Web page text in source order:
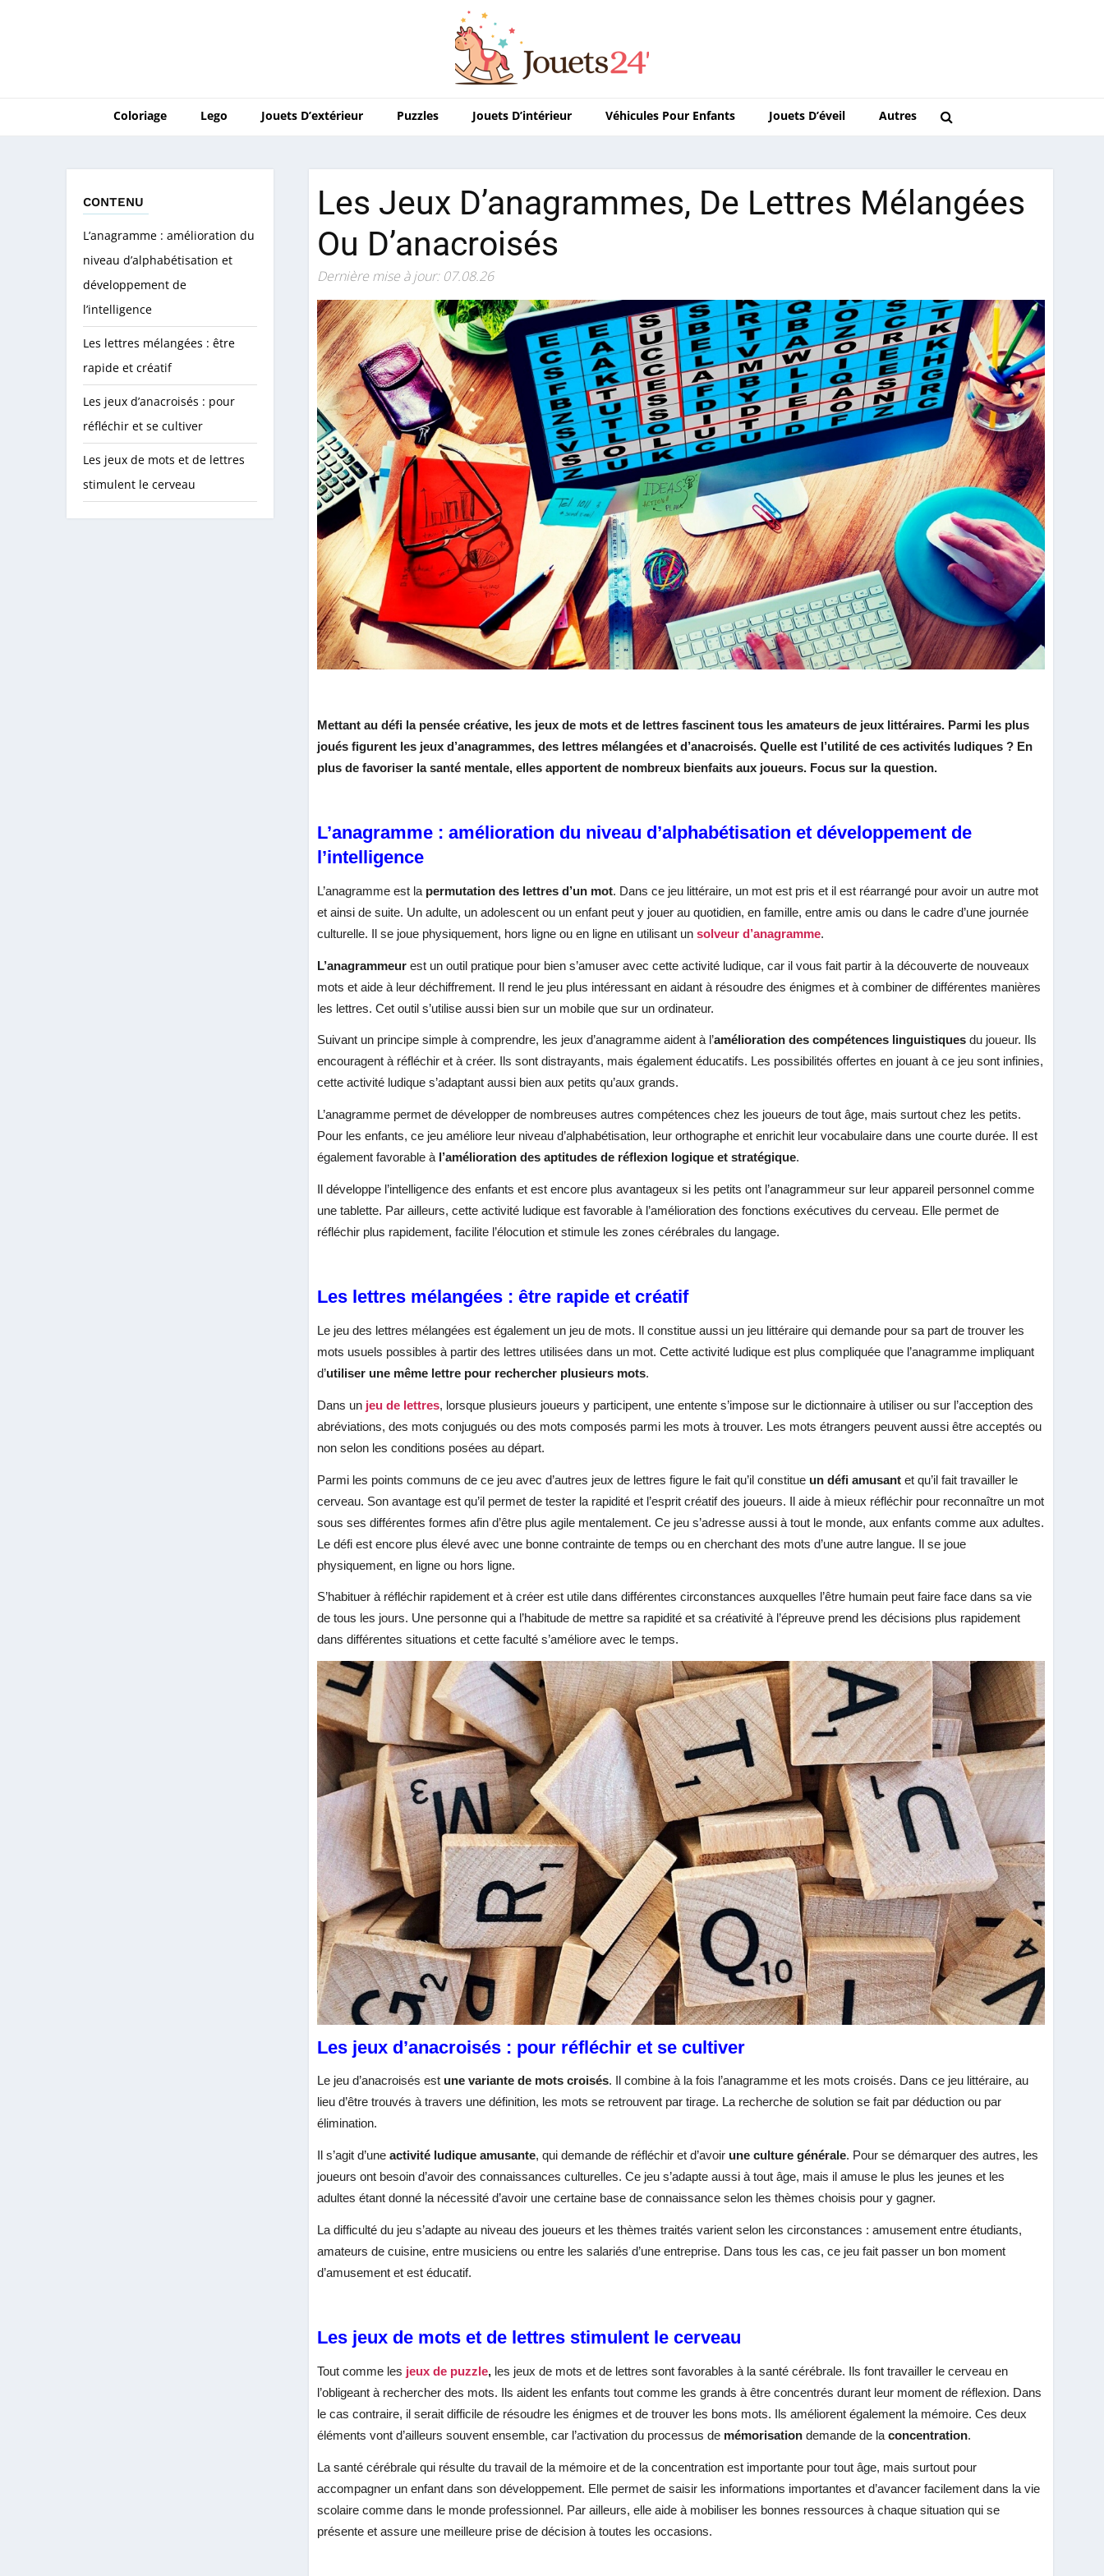
Coloriage Lego Jouets D’extérieur Puzzles Jouets D’intérieur Véhicules Pour Enfants Jouets D’éveil Autres
CONTENU
L’anagramme : amélioration du
niveau d’alphabétisation et
développement de
l’intelligence
Les lettres mélangées : être
rapide et créatif
Les jeux d’anacroisés : pour
réfléchir et se cultiver
Les jeux de mots et de lettres
stimulent le cerveau
Les Jeux D’anagrammes, De Lettres Mélangées
Ou D’anacroisés
Dernière mise à jour: 07.08.26
Mettant au défi la pensée créative, les jeux de mots et de lettres fascinent tous les amateurs de jeux littéraires. Parmi les plus
joués figurent les jeux d’anagrammes, des lettres mélangées et d’anacroisés. Quelle est l’utilité de ces activités ludiques ? En
plus de favoriser la santé mentale, elles apportent de nombreux bienfaits aux joueurs. Focus sur la question.
L’anagramme : amélioration du niveau d’alphabétisation et développement de
l’intelligence
L’anagramme est la permutation des lettres d’un mot. Dans ce jeu littéraire, un mot est pris et il est réarrangé pour avoir un autre mot
et ainsi de suite. Un adulte, un adolescent ou un enfant peut y jouer au quotidien, en famille, entre amis ou dans le cadre d’une journée
culturelle. Il se joue physiquement, hors ligne ou en ligne en utilisant unsolveur d’anagramme.
L’anagrammeurest un outil pratique pour bien s’amuser avec cette activité ludique, car il vous fait partir à la découverte de nouveaux
mots et aide à leur déchiffrement. Il rend le jeu plus intéressant en aidant à résoudre des énigmes et à combiner de différentes manières
les lettres. Cet outil s’utilise aussi bien sur un mobile que sur un ordinateur.
Suivant un principe simple à comprendre, les jeux d’anagramme aident à l’amélioration des compétences linguistiques du joueur. Ils
encouragent à réfléchir et à créer. Ils sont distrayants, mais également éducatifs. Les possibilités offertes en jouant à ce jeu sont infinies,
cette activité ludique s’adaptant aussi bien aux petits qu’aux grands.
L’anagramme permet de développer de nombreuses autres compétences chez les joueurs de tout âge, mais surtout chez les petits.
Pour les enfants, ce jeu améliore leur niveau d’alphabétisation, leur orthographe et enrichit leur vocabulaire dans une courte durée. Il est
également favorable à l’amélioration des aptitudes de réflexion logique et stratégique.
Il développe l’intelligence des enfants et est encore plus avantageux si les petits ont l’anagrammeur sur leur appareil personnel comme
une tablette. Par ailleurs, cette activité ludique est favorable à l’amélioration des fonctions exécutives du cerveau. Elle permet de
réfléchir plus rapidement, facilite l’élocution et stimule les zones cérébrales du langage.
Les lettres mélangées : être rapide et créatif
Le jeu des lettres mélangées est également un jeu de mots. Il constitue aussi un jeu littéraire qui demande pour sa part de trouver les
mots usuels possibles à partir des lettres utilisées dans un mot. Cette activité ludique est plus compliquée que l’anagramme impliquant
d’utiliser une même lettre pour rechercher plusieurs mots.
Dans un jeu de lettres, lorsque plusieurs joueurs y participent, une entente s’impose sur le dictionnaire à utiliser ou sur l’acception des
abréviations, des mots conjugués ou des mots composés parmi les mots à trouver. Les mots étrangers peuvent aussi être acceptés ou
non selon les conditions posées au départ.
Parmi les points communs de ce jeu avec d’autres jeux de lettres figure le fait qu’il constitue un défi amusantet qu’il fait travailler le
cerveau. Son avantage est qu’il permet de tester la rapidité et l’esprit créatif des joueurs. Il aide à mieux réfléchir pour reconnaître un mot
sous ses différentes formes afin d’être plus agile mentalement. Ce jeu s’adresse aussi à tout le monde, aux enfants comme aux adultes.
Le défi est encore plus élevé avec une bonne contrainte de temps ou en cherchant des mots d’une autre langue. Il se joue
physiquement, en ligne ou hors ligne.
S’habituer à réfléchir rapidement et à créer est utile dans différentes circonstances auxquelles l’être humain peut faire face dans sa vie
de tous les jours. Une personne qui a l’habitude de mettre sa rapidité et sa créativité à l’épreuve prend les décisions plus rapidement
dans différentes situations et cette faculté s’améliore avec le temps.
Les jeux d’anacroisés : pour réfléchir et se cultiver
Le jeu d’anacroisés est une variante de mots croisés. Il combine à la fois l’anagramme et les mots croisés. Dans ce jeu littéraire, au
lieu d’être trouvés à travers une définition, les mots se retrouvent par tirage. La recherche de solution se fait par déduction ou par
élimination.
Il s’agit d’uneactivité ludique amusante, qui demande de réfléchir et d’avoir une culture générale. Pour se démarquer des autres, les
joueurs ont besoin d’avoir des connaissances culturelles. Ce jeu s’adapte aussi à tout âge, mais il amuse le plus les jeunes et les
adultes étant donné la nécessité d’avoir une certaine base de connaissance selon les thèmes choisis pour y gagner.
La difficulté du jeu s’adapte au niveau des joueurs et les thèmes traités varient selon les circonstances : amusement entre étudiants,
amateurs de cuisine, entre musiciens ou entre les salariés d’une entreprise. Dans tous les cas, ce jeu fait passer un bon moment
d’amusement et est éducatif.
Les jeux de mots et de lettres stimulent le cerveau
Tout comme les jeux de puzzle, les jeux de mots et de lettres sont favorables à la santé cérébrale. Ils font travailler le cerveau en
l’obligeant à rechercher des mots. Ils aident les enfants tout comme les grands à être concentrés durant leur moment de réflexion. Dans
le cas contraire, il serait difficile de résoudre les énigmes et de trouver les bons mots. Ils améliorent également la mémoire. Ces deux
éléments vont d’ailleurs souvent ensemble, car l’activation du processus de mémorisationdemande de laconcentration.
La santé cérébrale qui résulte du travail de la mémoire et de la concentration est importante pour tout âge, mais surtout pour
accompagner un enfant dans son développement. Elle permet de saisir les informations importantes et d’avancer facilement dans la vie
scolaire comme dans le monde professionnel. Par ailleurs, elle aide à mobiliser les bonnes ressources à chaque situation qui se
présente et assure une meilleure prise de décision à toutes les occasions.